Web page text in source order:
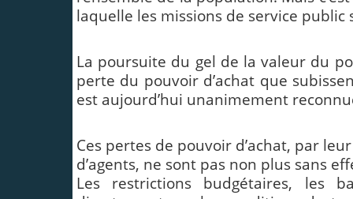
laquelle les missions de service
La poursuite du gel de la valeur du
perte du pouvoir d’achat que
est aujourd’hui unanimement
Ces pertes de pouvoir d’achat, par
d’agents, ne sont pas non plus sans
Les restrictions budgétaires, les